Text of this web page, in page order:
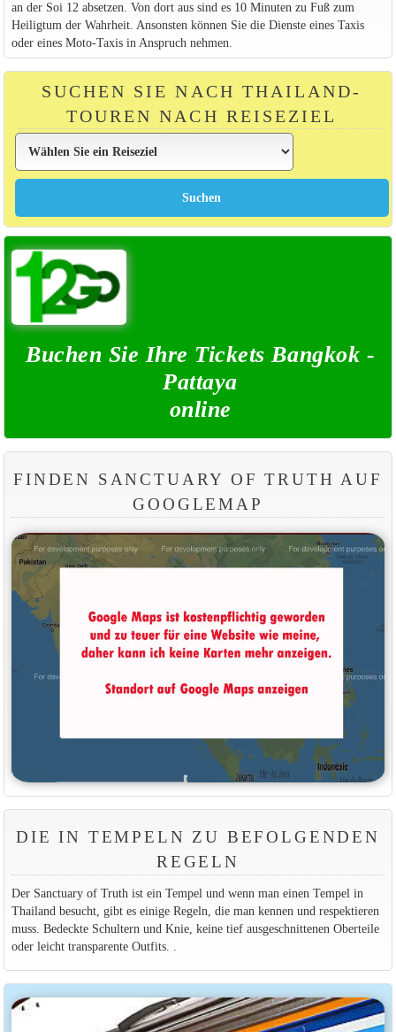
an der Soi 12 absetzen. Von dort aus sind es 10 Minuten zu Fuß zum
Heiligtum der Wahrheit. Ansonsten können Sie die Dienste eines Taxis
oder eines Moto-Taxis in Anspruch nehmen.
SUCHEN SIE NACH THAILAND-
TOUREN NACH REISEZIEL
Buchen Sie Ihre Tickets Bangkok -
Pattaya
online
FINDEN SANCTUARY OF TRUTH AUF
GOOGLEMAP
DIE IN TEMPELN ZU BEFOLGENDEN
REGELN
Der Sanctuary of Truth ist ein Tempel und wenn man einen Tempel in
Thailand besucht, gibt es einige Regeln, die man kennen und respektieren
muss. Bedeckte Schultern und Knie, keine tief ausgeschnittenen Oberteile
oder leicht transparente Outfits. .